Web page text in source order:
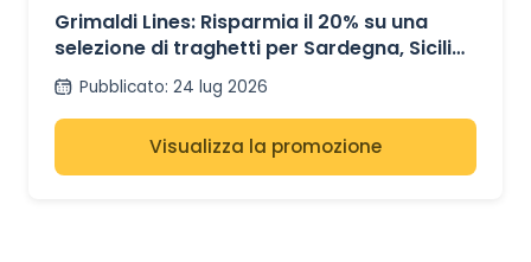
MEDITERRANEO
Grimaldi Lines: Risparmia il 20% su una
selezione di traghetti per Sardegna, Sicilia
e Spagna
Pubblicato: 24 lug 2026
Visualizza la promozione